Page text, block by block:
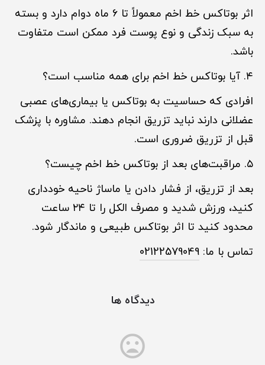
اثر بوتاکس خط اخم معمولاً تا ۶ ماه دوام دارد و بسته
به سبک زندگی و نوع پوست فرد ممکن است متفاوت
باشد.
۴. آیا بوتاکس خط اخم برای همه مناسب است؟
افرادی که حساسیت به بوتاکس یا بیماری‌های عصبی
عضلانی دارند نباید تزریق انجام دهند. مشاوره با پزشک
قبل از تزریق ضروری است.
۵. مراقبت‌های بعد از بوتاکس خط اخم چیست؟
بعد از تزریق، از فشار دادن یا ماساژ ناحیه خودداری
کنید، ورزش شدید و مصرف الکل را تا ۲۴ ساعت
محدود کنید تا اثر بوتاکس طبیعی و ماندگار شود.
تماس با ما: 02122579049
دیدگاه ها